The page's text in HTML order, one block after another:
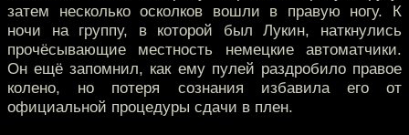
затем несколько осколков вошли в правую ногу. К
ночи на группу, в которой был Лукин, наткнулись
прочёсывающие местность немецкие автоматчики.
Он ещё запомнил, как ему пулей раздробило правое
колено, но потеря сознания избавила его от
официальной процедуры сдачи в плен.